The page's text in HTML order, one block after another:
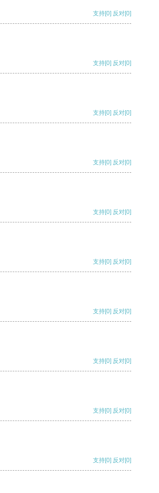
支持[0] 反对[0]
支持[0] 反对[0]
支持[0] 反对[0]
支持[0] 反对[0]
支持[0] 反对[0]
支持[0] 反对[0]
支持[0] 反对[0]
支持[0] 反对[0]
支持[0] 反对[0]
支持[0] 反对[0]